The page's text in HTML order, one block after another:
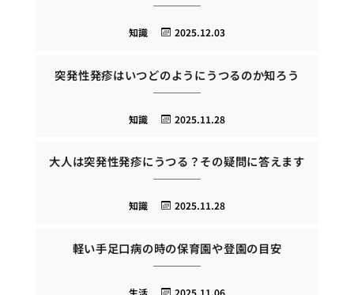
2025.12.03
知識
突発性発疹はいつどのようにうつるのか知ろう
2025.11.28
知識
大人は突発性発疹にうつる？その疑問に答えます
2025.11.28
知識
軽い手足口病の時の保育園や登園の目安
2025.11.06
生活